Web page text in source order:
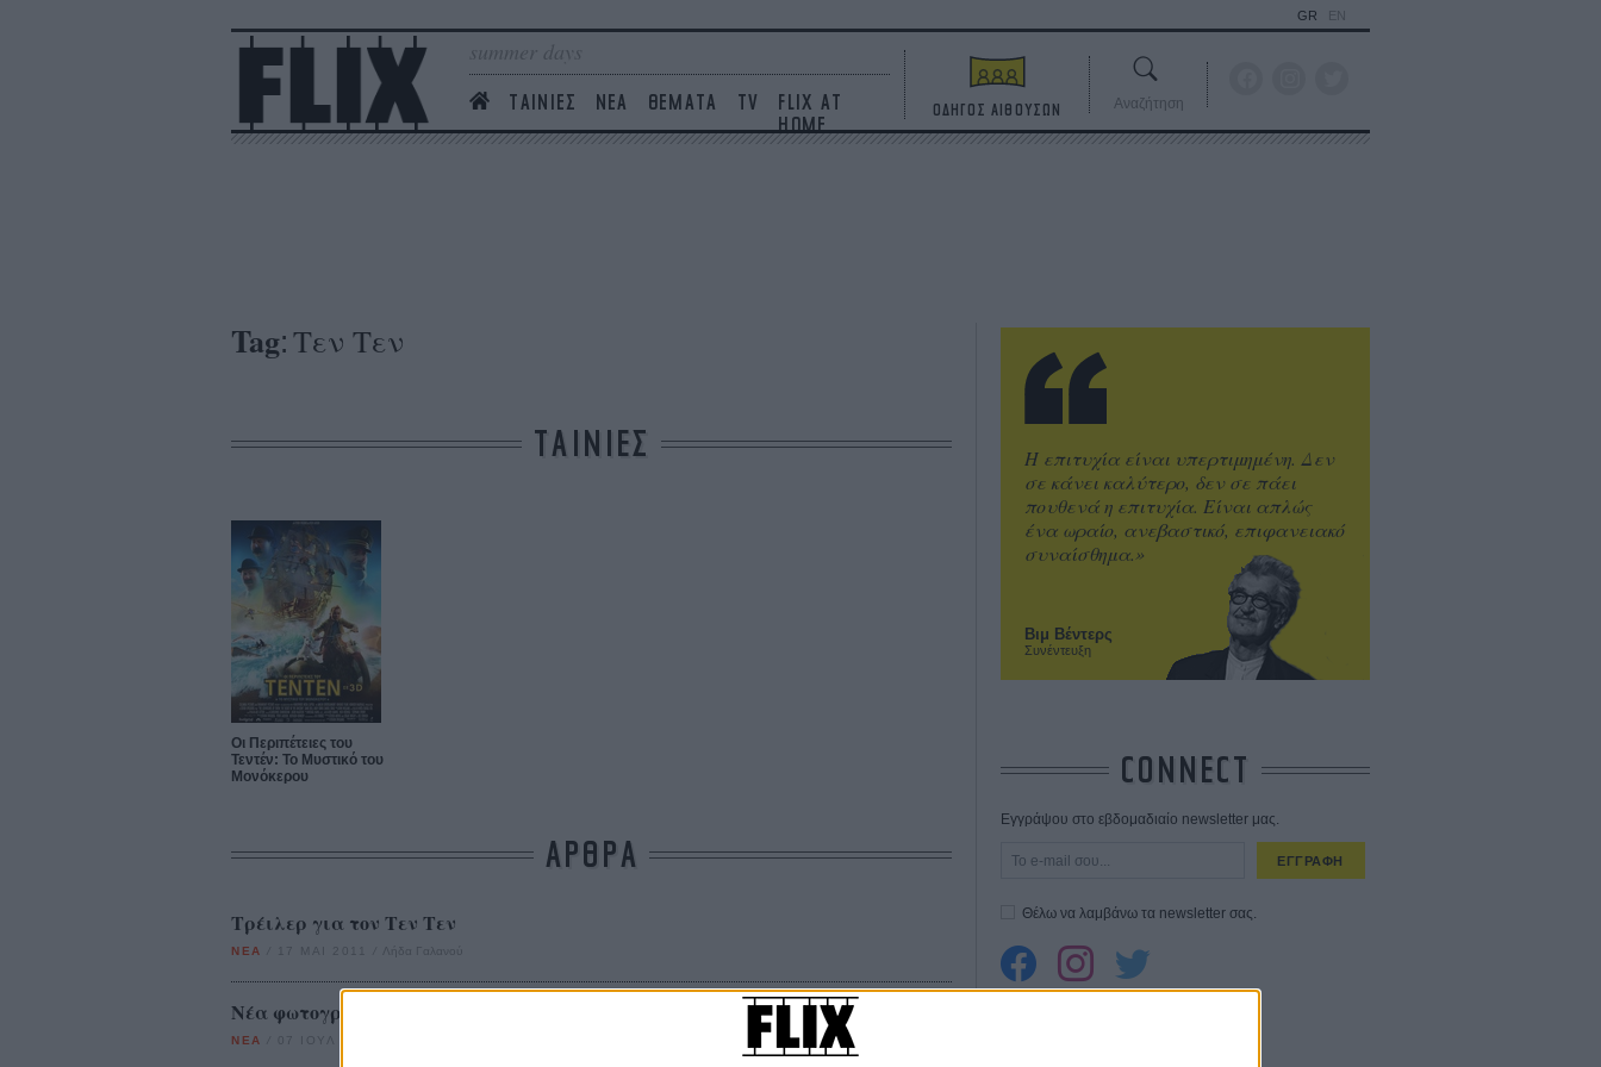
summer days
ΤΑΙΝΙΕΣ ΝΕΑ ΘΕΜΑΤΑ TV
FLIX AT
HOME
GR EN
ΟΔΗΓΟΣ ΑΙΘΟΥΣΩΝ Αναζήτηση
Tag: Τεν Τεν
ΤΑΙΝΙΕΣ
Οι Περιπέτειες του
Τεντέν: Το Μυστικό του
Μoνόκερου
ΑΡΘΡΑ
Tρέιλερ για τον Τεν Τεν
ΝΕΑ 17 ΜΑΙ 2011 Λήδα Γαλανού
Νέα φωτογραφία του Τεν Τεν με τον Μιλού!
ΝΕΑ 07 ΙΟΥΛ 2011
Βιμ Βέντερς
Συνέντευξη
Η επιτυχία είναι υπερτιμημένη. Δεν
σε κάνει καλύτερο, δεν σε πάει
πουθενά η επιτυχία. Είναι απλώς
ένα ωραίο, ανεβαστικό, επιφανειακό
συναίσθημα.»
CONNECT
Εγγράψου στο εβδομαδιαίο newsletter μας.
ΕΓΓΡΑΦΗ
Θέλω να λαμβάνω τα newsletter σας.